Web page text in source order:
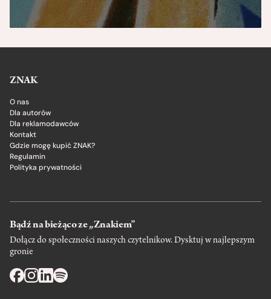
ZNAK
O nas
Dla autorów
Dla reklamodawców
Kontakt
Gdzie mogę kupić ZNAK?
Regulamin
Polityka prywatności
Bądź na bieżąco ze „Znakiem”
Dołącz do społeczności naszych czytelnikow. Dysktuj w najlepszym
gronie